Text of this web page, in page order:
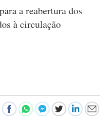
a reabertura dos
à circulação